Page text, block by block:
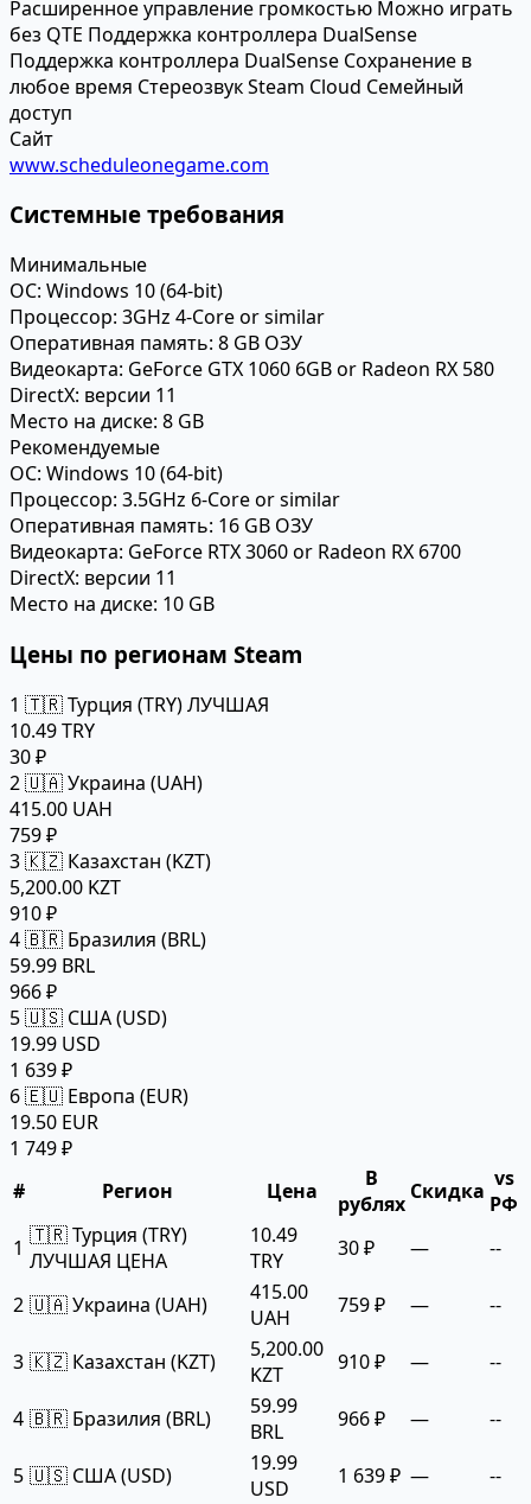
Расширенное управление громкостью Можно играть
без QTE Поддержка контроллера DualSense
Поддержка контроллера DualSense Сохранение в
любое время СтереозвукSteam Cloud Семейный
доступ
Сайт
www.scheduleonegame.com
Системные требования
Минимальные
ОС: Windows 10 (64-bit)
Процессор: 3GHz 4-Core or similar
Оперативная память: 8 GB ОЗУ
Видеокарта: GeForce GTX 1060 6GB or Radeon RX 580
DirectX: версии 11
Место на диске: 8 GB
Рекомендуемые
ОС: Windows 10 (64-bit)
Процессор: 3.5GHz 6-Core or similar
Оперативная память: 16 GB ОЗУ
Видеокарта: GeForce RTX 3060 or Radeon RX 6700
DirectX: версии 11
Место на диске: 10 GB
Цены по регионам Steam
1 🇹🇷 Турция (TRY)ЛУЧШАЯ
10.49 TRY
30 ₽
2🇺🇦 Украина (UAH)
415.00 UAH
759 ₽
3🇰🇿 Казахстан (KZT)
5,200.00 KZT
910 ₽
4🇧🇷 Бразилия (BRL)
59.99 BRL
966 ₽
5🇺🇸 США (USD)
19.99 USD
1 639 ₽
6🇪🇺 Европа (EUR)
19.50 EUR
1 749 ₽
#
Регион Цена
В
рублях Скидка vs
РФ
1 🇹🇷 Турция (TRY)
ЛУЧШАЯ ЦЕНА
10.49
TRY
30 ₽ — --
2 🇺🇦 Украина (UAH)
415.00
UAH
759 ₽ — --
3 🇰🇿 Казахстан (KZT)
5,200.00
KZT
910 ₽ — --
4 🇧🇷 Бразилия (BRL)
59.99
BRL
966 ₽ — --
5 🇺🇸 США (USD)
19.99
USD
1 639 ₽ — --